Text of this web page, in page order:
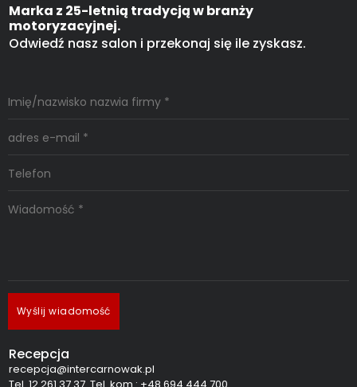
Marka z 25-letnią tradycją w branży
motoryzacyjnej.
Odwiedź nasz salon i przekonaj się ile zyskasz.
Wyślij wiadomość
Recepcja
recepcja@intercarnowak.pl